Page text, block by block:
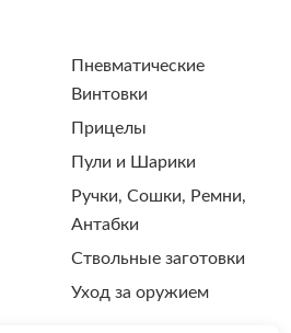
Пневматические
Винтовки
Прицелы
Пули и Шарики
Ручки, Сошки, Ремни,
Антабки
Ствольные заготовки
Уход за оружием